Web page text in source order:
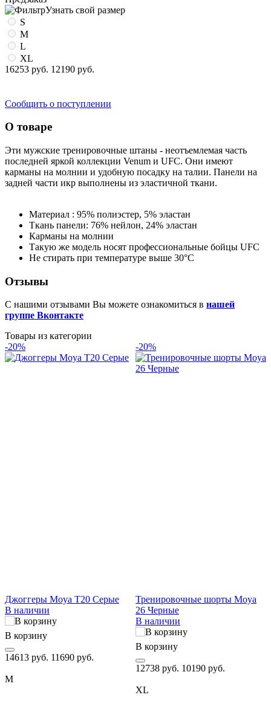
Узнать свой размер
S
M
L
XL
16253 руб. 12190 руб.
Сообщить о поступлении
О товаре
Эти мужские тренировочные штаны - неотъемлемая часть
последней яркой коллекции Venum и UFC. Они имеют
карманы на молнии и удобную посадку на талии. Панели на
задней части икр выполнены из эластичной ткани.
Материал : 95% полиэстер, 5% эластан
Ткань панели: 76% нейлон, 24% эластан
Карманы на молнии
Такую же модель носят профессиональные бойцы UFC
Не стирать при температуре выше 30°C
Отзывы
С нашими отзывами Вы можете ознакомиться в нашей
группе Вконтакте
Товары из категории
-20%
Джоггеры Moya T20 Серые
В наличии
В корзину
14613 руб. 11690 руб.
M
-20%
Тренировочные шорты Moya
26 Черные
В наличии
В корзину
12738 руб. 10190 руб.
XL